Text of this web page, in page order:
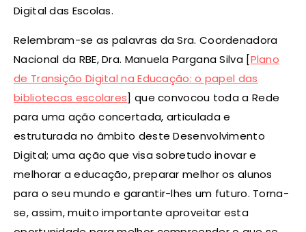
Digital das Escolas.
Relembram-se as palavras da Sra. Coordenadora
Nacional da RBE, Dra. Manuela Pargana Silva [Plano
de Transição Digital na Educação: o papel das
bibliotecas escolares] que convocou toda a Rede
para uma ação concertada, articulada e
estruturada no âmbito deste Desenvolvimento
Digital; uma ação que visa sobretudo inovar e
melhorar a educação, preparar melhor os alunos
para o seu mundo e garantir-lhes um futuro. Torna-
se, assim, muito importante aproveitar esta